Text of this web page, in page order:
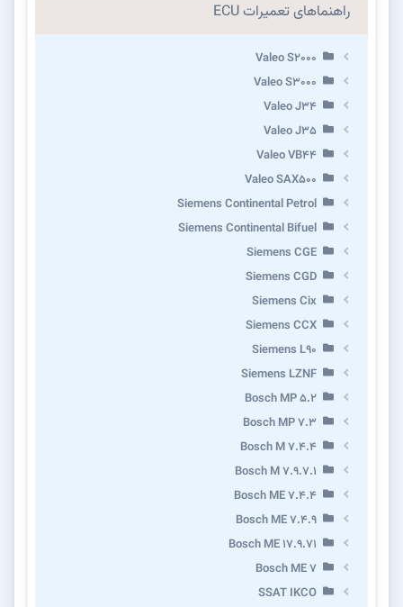
راهنماهای تعمیرات ECU
Valeo S2000
Valeo S3000
Valeo J34
Valeo J35
Valeo VB44
Valeo SAX500
Siemens Continental Petrol
Siemens Continental Bifuel
Siemens CGE
Siemens CGD
Siemens Cix
Siemens CCX
Siemens L90
Siemens LZNF
Bosch MP 5.2
Bosch MP 7.3
Bosch M 7.4.4
Bosch M 7.9.7.1
Bosch ME 7.4.4
Bosch ME 7.4.9
Bosch ME 17.9.71
Bosch ME 7
SSAT IKCO